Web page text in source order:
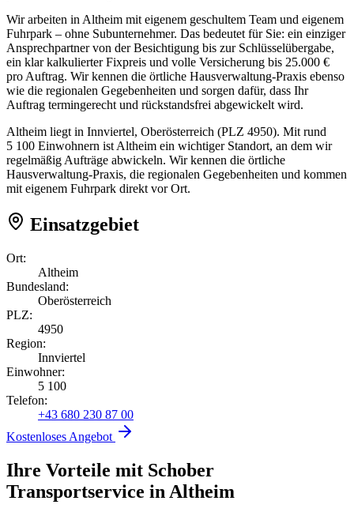
Wir arbeiten in Altheim mit eigenem geschultem Team und eigenem
Fuhrpark – ohne Subunternehmer. Das bedeutet für Sie: ein einziger
Ansprechpartner von der Besichtigung bis zur Schlüsselübergabe,
ein klar kalkulierter Fixpreis und volle Versicherung bis 25.000 €
pro Auftrag. Wir kennen die örtliche Hausverwaltung-Praxis ebenso
wie die regionalen Gegebenheiten und sorgen dafür, dass Ihr
Auftrag termingerecht und rückstandsfrei abgewickelt wird.
Altheim liegt in Innviertel, Oberösterreich (PLZ 4950). Mit rund
5 100 Einwohnern ist Altheim ein wichtiger Standort, an dem wir
regelmäßig Aufträge abwickeln. Wir kennen die örtliche
Hausverwaltung-Praxis, die regionalen Gegebenheiten und kommen
mit eigenem Fuhrpark direkt vor Ort.
Einsatzgebiet
Ort:
Altheim
Bundesland:
Oberösterreich
PLZ:
4950
Region:
Innviertel
Einwohner:
5 100
Telefon:
+43 680 230 87 00
Kostenloses Angebot
Ihre Vorteile mit Schober
Transportservice in Altheim